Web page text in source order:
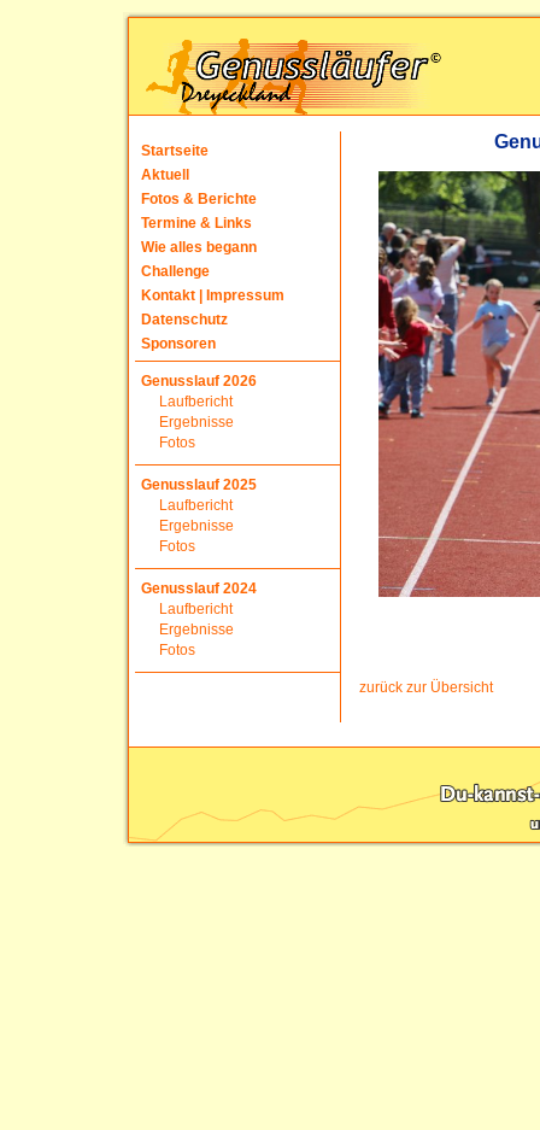
Startseite
Aktuell
Fotos & Berichte
Termine & Links
Wie alles begann
Challenge
Kontakt | Impressum
Datenschutz
Sponsoren
Genusslauf 2026
Laufbericht
Ergebnisse
Fotos
Genusslauf 2025
Laufbericht
Ergebnisse
Fotos
Genusslauf 2024
Laufbericht
Ergebnisse
Fotos
zurück zur Übersicht